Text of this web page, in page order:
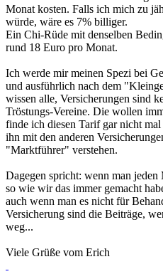
Monat kosten. Falls ich mich zu
würde, wäre es 7% billiger.
Ein Chi-Rüde mit denselben
rund 18 Euro pro Monat.
Ich werde mir meinen Spezi bei
und ausführlich nach dem
wissen alle, Versicherungen sind
Tröstungs-Vereine. Die wollen
finde ich diesen Tarif gar nicht
ihn mit den anderen
"Marktführer" verstehen.
Dagegen spricht: wenn man jeden
so wie wir das immer gemacht
auch wenn man es nicht für
Versicherung sind die Beiträge,
weg...
Viele Grüße vom Erich